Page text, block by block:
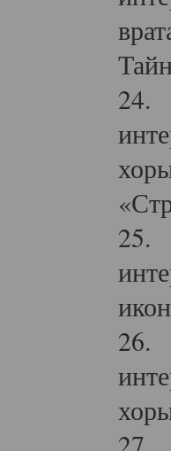
24.
25.
26.